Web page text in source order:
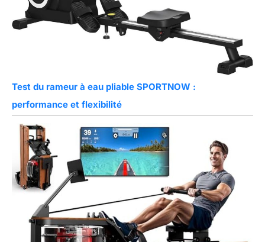
Test du rameur à eau pliable SPORTNOW :
performance et flexibilité